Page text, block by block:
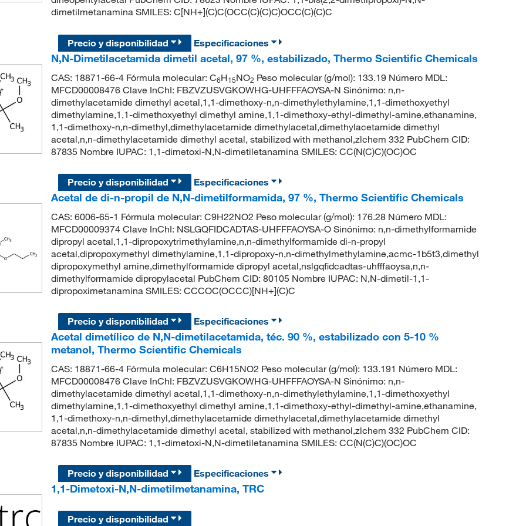
dimetilmetanamina SMILES: C[NH+](C)C(OCC(C)(C)C)OCC(C)(C)C
Precio y disponibilidad Especificaciones
N,N-Dimetilacetamida dimetil acetal, 97 %, estabilizado, Thermo Scientific Chemicals
CAS: 18871-66-4 Fórmula molecular: C6H15NO2 Peso molecular (g/mol): 133.19 Número MDL:
MFCD00008476 Clave InChI: FBZVZUSVGKOWHG-UHFFFAOYSA-N Sinónimo: n,n-
dimethylacetamide dimethyl acetal,1,1-dimethoxy-n,n-dimethylethylamine,1,1-dimethoxyethyl
dimethylamine,1,1-dimethoxyethyl dimethyl amine,1,1-dimethoxy-ethyl-dimethyl-amine,ethanamine,
1,1-dimethoxy-n,n-dimethyl,dimethylacetamide dimethylacetal,dimethylacetamide dimethyl
acetal,n,n-dimethylacetamide dimethyl acetal, stabilized with methanol,zlchem 332 PubChem CID:
87835 Nombre IUPAC: 1,1-dimetoxi-N,N-dimetiletanamina SMILES: CC(N(C)C)(OC)OC
Precio y disponibilidad Especificaciones
Acetal de di-n-propil de N,N-dimetilformamida, 97 %, Thermo Scientific Chemicals
CAS: 6006-65-1 Fórmula molecular: C9H22NO2 Peso molecular (g/mol): 176.28 Número MDL:
MFCD00009374 Clave InChI: NSLGQFIDCADTAS-UHFFFAOYSA-O Sinónimo: n,n-dimethylformamide
dipropyl acetal,1,1-dipropoxytrimethylamine,n,n-dimethylformamide di-n-propyl
acetal,dipropoxymethyl dimethylamine,1,1-dipropoxy-n,n-dimethylmethylamine,acmc-1b5t3,dimethyl
dipropoxymethyl amine,dimethylformamide dipropyl acetal,nslgqfidcadtas-uhfffaoysa,n,n-
dimethylformamide dipropylacetal PubChem CID: 80105 Nombre IUPAC: N,N-dimetil-1,1-
dipropoximetanamina SMILES: CCCOC(OCCC)[NH+](C)C
Precio y disponibilidad Especificaciones
Acetal dimetílico de N,N-dimetilacetamida, téc. 90 %, estabilizado con 5-10 %
metanol, Thermo Scientific Chemicals
CAS: 18871-66-4 Fórmula molecular: C6H15NO2 Peso molecular (g/mol): 133.191 Número MDL:
MFCD00008476 Clave InChI: FBZVZUSVGKOWHG-UHFFFAOYSA-N Sinónimo: n,n-
dimethylacetamide dimethyl acetal,1,1-dimethoxy-n,n-dimethylethylamine,1,1-dimethoxyethyl
dimethylamine,1,1-dimethoxyethyl dimethyl amine,1,1-dimethoxy-ethyl-dimethyl-amine,ethanamine,
1,1-dimethoxy-n,n-dimethyl,dimethylacetamide dimethylacetal,dimethylacetamide dimethyl
acetal,n,n-dimethylacetamide dimethyl acetal, stabilized with methanol,zlchem 332 PubChem CID:
87835 Nombre IUPAC: 1,1-dimetoxi-N,N-dimetiletanamina SMILES: CC(N(C)C)(OC)OC
Precio y disponibilidad Especificaciones
1,1-Dimetoxi-N,N-dimetilmetanamina, TRC
Precio y disponibilidad